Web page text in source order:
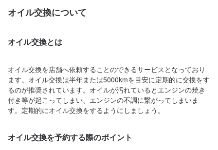
オイル交換について
オイル交換とは
オイル交換を店舗へ依頼することのできるサービスとなっており
ます。オイル交換は半年または5000kmを目安に定期的に交換をす
るのが推奨されています。オイルが汚れているとエンジンの焼き
付き等が起こってしまい、エンジンの不調に繋がってしまいま
す。定期的にオイル交換をするようにしましょう。
オイル交換を予約する際のポイント